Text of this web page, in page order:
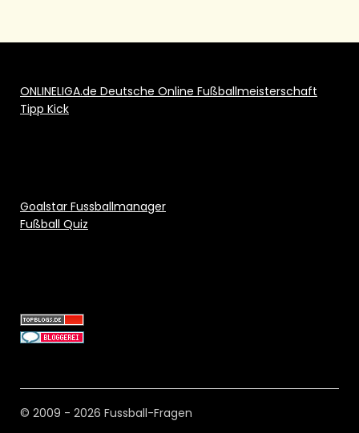
ONLINELIGA.de Deutsche Online Fußballmeisterschaft
Tipp Kick
Goalstar Fussballmanager
Fußball Quiz
© 2009 - 2026 Fussball-Fragen